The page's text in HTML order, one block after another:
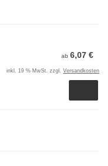
ab 6,07 €
inkl. 19 % MwSt. zzgl. Versandkosten